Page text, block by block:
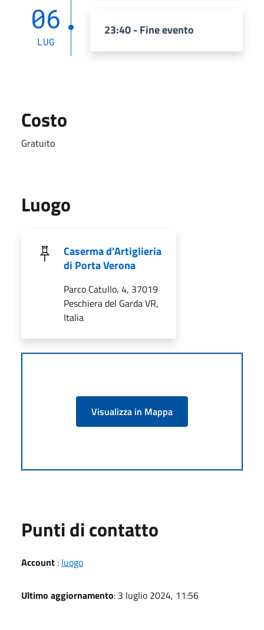
06
LUG
23:40 - Fine evento
Costo
Gratuito
Luogo
Caserma d’Artiglieria
di Porta Verona
Parco Catullo, 4, 37019
Peschiera del Garda VR,
Italia
Visualizza in Mappa
Punti di contatto
Account : luogo
Ultimo aggiornamento: 3 luglio 2024, 11:56